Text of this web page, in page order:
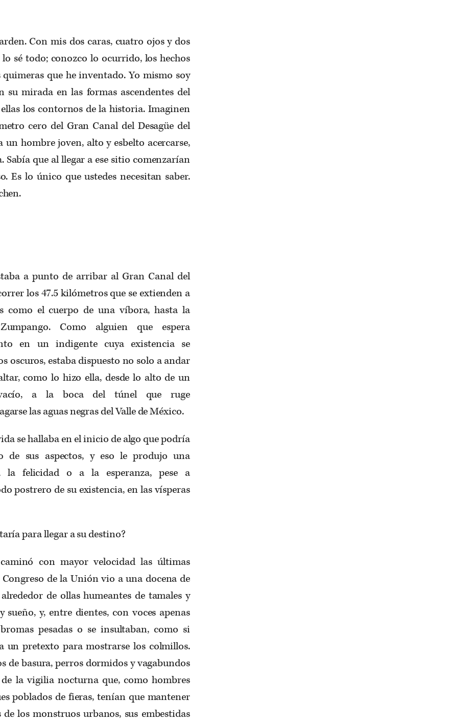
Con mis dos caras, cuatro ojos y dos
sé todo; conozco lo ocurrido, los hechos
quimeras que he inventado. Yo mismo soy
su mirada en las formas ascendentes del
los contornos de la historia. Imaginen
cero del Gran Canal del Desagüe del
un hombre joven, alto y esbelto acercarse,
que al llegar a ese sitio comenzarían
Es lo único que ustedes necesitan saber.
a punto de arribar al Gran Canal del
los 47.5 kilómetros que se extienden a
como el cuerpo de una víbora, hasta la
Como alguien que espera
en un indigente cuya existencia se
oscuros, estaba dispuesto no solo a andar
como lo hizo ella, desde lo alto de un
a la boca del túnel que ruge
las aguas negras del Valle de México.
se hallaba en el inicio de algo que podría
de sus aspectos, y eso le produjo una
la felicidad o a la esperanza, pese a
postrero de su existencia, en las vísperas
para llegar a su destino?
con mayor velocidad las últimas
de la Unión vio a una docena de
de ollas humeantes de tamales y
y, entre dientes, con voces apenas
pesadas o se insultaban, como si
un pretexto para mostrarse los colmillos.
de basura, perros dormidos y vagabundos
la vigilia nocturna que, como hombres
poblados de fieras, tenían que mantener
los monstruos urbanos, sus embestidas